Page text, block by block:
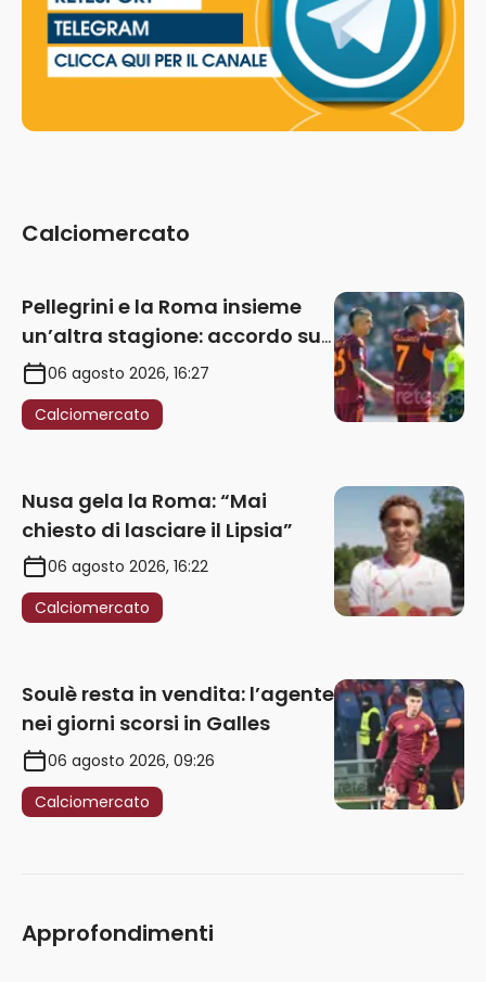
Calciomercato
Pellegrini e la Roma insieme
un’altra stagione: accordo sul
rinnovo annuale
06 agosto 2026, 16:27
Calciomercato
Nusa gela la Roma: “Mai
chiesto di lasciare il Lipsia”
06 agosto 2026, 16:22
Calciomercato
Soulè resta in vendita: l’agente
nei giorni scorsi in Galles
06 agosto 2026, 09:26
Calciomercato
Approfondimenti